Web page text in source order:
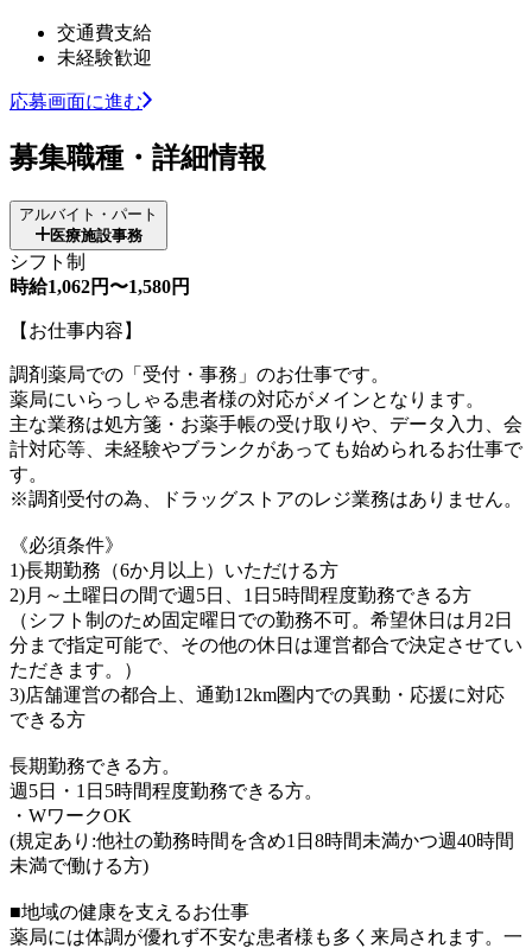
交通費支給
未経験歓迎
応募画面に進む
募集職種・詳細情報
アルバイト・パート
医療施設事務
シフト制
時給1,062円〜1,580円
【お仕事内容】
調剤薬局での「受付・事務」のお仕事です。
薬局にいらっしゃる患者様の対応がメインとなります。
主な業務は処方箋・お薬手帳の受け取りや、データ入力、会
計対応等、未経験やブランクがあっても始められるお仕事で
す。
※調剤受付の為、ドラッグストアのレジ業務はありません。
《必須条件》
1)長期勤務（6か月以上）いただける方
2)月～土曜日の間で週5日、1日5時間程度勤務できる方
（シフト制のため固定曜日での勤務不可。希望休日は月2日
分まで指定可能で、その他の休日は運営都合で決定させてい
ただきます。）
3)店舗運営の都合上、通勤12km圏内での異動・応援に対応
できる方
長期勤務できる方。
週5日・1日5時間程度勤務できる方。
・WワークOK
(規定あり:他社の勤務時間を含め1日8時間未満かつ週40時間
未満で働ける方)
■地域の健康を支えるお仕事
薬局には体調が優れず不安な患者様も多く来局されます。一